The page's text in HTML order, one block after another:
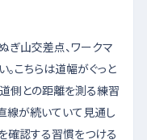
ぎ山交差点、ワークマ
こちらは道幅がぐっと
側との距離を測る練習
線が続いていて見通し
確認する習慣をつける